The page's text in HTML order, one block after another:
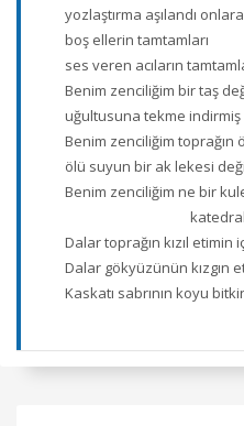
yozlaştırma aşılandı onlara
boş ellerin tamtamları
ses veren acıların
Benim zenciliğim bir taş
uğultusuna tekme indirmiş
Benim zenciliğim toprağın
ölü suyun bir ak lekesi
Benim zenciliğim ne bir
Dalar toprağın kızıl etimin
Dalar gökyüzünün kızgın
Kaskatı sabrının koyu